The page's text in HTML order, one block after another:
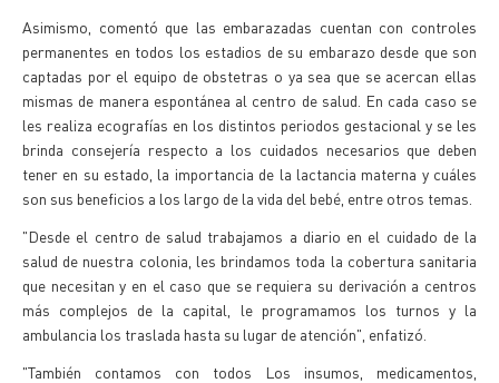
Asimismo, comentó que las embarazadas cuentan con controles
permanentes en todos los estadios de su embarazo desde que son
captadas por el equipo de obstetras o ya sea que se acercan ellas
mismas de manera espontánea al centro de salud. En cada caso se
les realiza ecografías en los distintos periodos gestacional y se les
brinda consejería respecto a los cuidados necesarios que deben
tener en su estado, la importancia de la lactancia materna y cuáles
son sus beneficios a los largo de la vida del bebé, entre otros temas.
"Desde el centro de salud trabajamos a diario en el cuidado de la
salud de nuestra colonia, les brindamos toda la cobertura sanitaria
que necesitan y en el caso que se requiera su derivación a centros
más complejos de la capital, le programamos los turnos y la
ambulancia los traslada hasta su lugar de atención", enfatizó.
"También contamos con todos Los insumos, medicamentos,